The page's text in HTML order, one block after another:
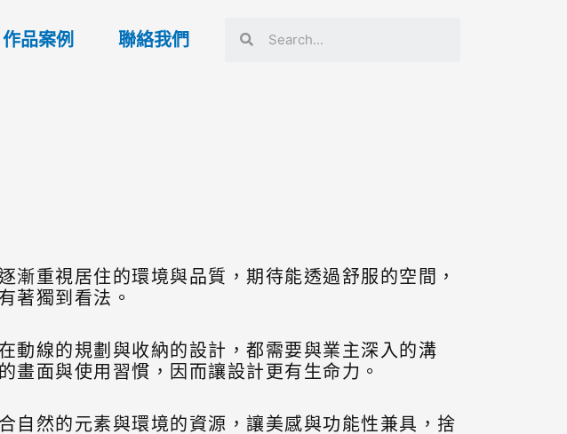
作品案例 聯絡我們
重視居住的環境與品質，期待能透過舒服的空間，
著獨到看法。
動線的規劃與收納的設計，都需要與業主深入的溝
畫面與使用習慣，因而讓設計更有生命力。
自然的元素與環境的資源，讓美感與功能性兼具，捨